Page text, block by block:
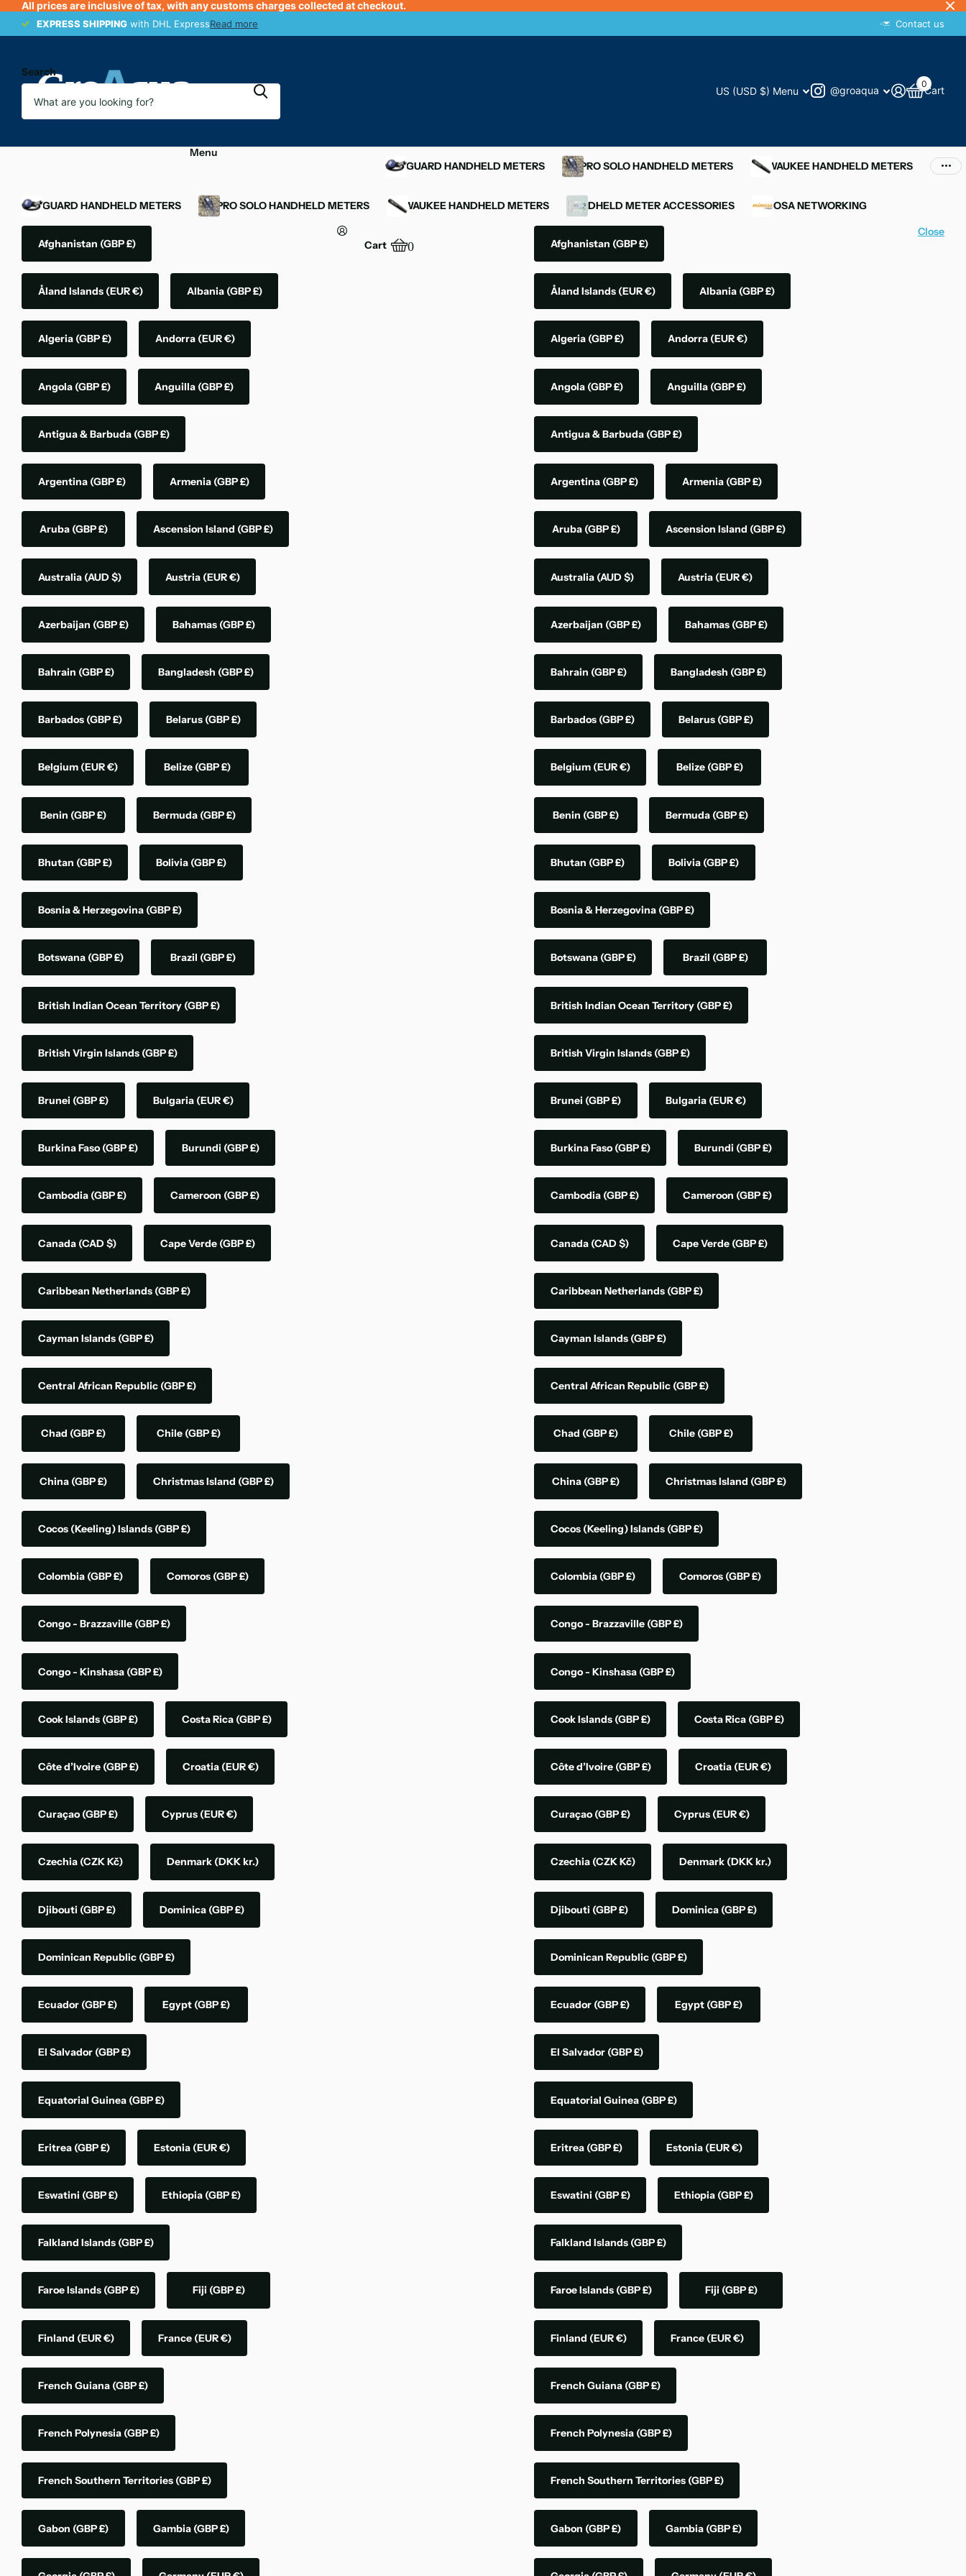
All prices are inclusive of tax, with any customs charges collected at checkout.
EXPRESS SHIPPING with DHL ExpressRead more
EXPRESS SHIPPING Contact us
Search
US (USD $) Menu @groaqua Cart
0
Menu
OXYGUARD HANDHELD METERS
YSI PRO SOLO HANDHELD METERS MILWAUKEE HANDHELD METERS
OXYGUARD HANDHELD METERS YSI PRO SOLO HANDHELD METERS MILWAUKEE HANDHELD METERS HANDHELD METER ACCESSORIES MIMOSA NETWORKING
Afghanistan (GBP £)
Åland Islands (EUR €) Albania (GBP £)
Algeria (GBP £) Andorra (EUR €)
Angola (GBP £) Anguilla (GBP £)
Antigua & Barbuda (GBP £)
Argentina (GBP £) Armenia (GBP £)
Aruba (GBP £) Ascension Island (GBP £)
Australia (AUD $) Austria (EUR €)
Azerbaijan (GBP £) Bahamas (GBP £)
Bahrain (GBP £) Bangladesh (GBP £)
Barbados (GBP £) Belarus (GBP £)
Belgium (EUR €) Belize (GBP £)
Benin (GBP £) Bermuda (GBP £)
Bhutan (GBP £) Bolivia (GBP £)
Bosnia & Herzegovina (GBP £)
Botswana (GBP £) Brazil (GBP £)
British Indian Ocean Territory (GBP £)
British Virgin Islands (GBP £)
Brunei (GBP £) Bulgaria (EUR €)
Burkina Faso(GBP £) Burundi (GBP £)
Cambodia (GBP £) Cameroon (GBP £)
Canada (CAD $) Cape Verde (GBP £)
Caribbean Netherlands (GBP £)
Cayman Islands (GBP £)
Central African Republic (GBP £)
Chad (GBP £) Chile (GBP £)
China (GBP £) Christmas Island (GBP £)
Cocos (Keeling) Islands (GBP £)
Colombia (GBP £) Comoros (GBP £)
Congo - Brazzaville (GBP £)
Congo - Kinshasa (GBP £)
Cook Islands (GBP £) Costa Rica (GBP £)
Côte d’Ivoire (GBP £) Croatia (EUR €)
Curaçao(GBP £) Cyprus (EUR €)
Czechia (CZK Kč) Denmark (DKK kr.)
Djibouti (GBP £) Dominica (GBP £)
Dominican Republic (GBP £)
Ecuador (GBP £) Egypt (GBP £)
El Salvador (GBP £)
Equatorial Guinea (GBP £)
Eritrea (GBP £) Estonia (EUR €)
Eswatini (GBP £) Ethiopia (GBP £)
Falkland Islands (GBP £)
Faroe Islands (GBP £) Fiji (GBP £)
Finland (EUR €) France (EUR €)
French Guiana (GBP £)
French Polynesia (GBP £)
French Southern Territories (GBP £)
Gabon (GBP £) Gambia (GBP £)
Cart 0 Afghanistan (GBP £)
Åland Islands (EUR €) Albania (GBP £)
Algeria (GBP £) Andorra (EUR €)
Angola (GBP £) Anguilla (GBP £)
Antigua & Barbuda (GBP £)
Argentina (GBP £) Armenia (GBP £)
Aruba (GBP £) Ascension Island (GBP £)
Australia (AUD $) Austria (EUR €)
Azerbaijan (GBP £) Bahamas (GBP £)
Bahrain (GBP £) Bangladesh (GBP £)
Barbados (GBP £) Belarus (GBP £)
Belgium (EUR €) Belize (GBP £)
Benin (GBP £) Bermuda (GBP £)
Bhutan (GBP £) Bolivia (GBP £)
Bosnia & Herzegovina (GBP £)
Botswana (GBP £) Brazil (GBP £)
British Indian Ocean Territory (GBP £)
British Virgin Islands (GBP £)
Brunei (GBP £) Bulgaria (EUR €)
Burkina Faso(GBP £) Burundi (GBP £)
Cambodia (GBP £) Cameroon (GBP £)
Canada (CAD $) Cape Verde (GBP £)
Caribbean Netherlands (GBP £)
Cayman Islands (GBP £)
Central African Republic (GBP £)
Chad (GBP £) Chile (GBP £)
China (GBP £) Christmas Island (GBP £)
Cocos (Keeling) Islands (GBP £)
Colombia (GBP £) Comoros (GBP £)
Congo - Brazzaville (GBP £)
Congo - Kinshasa (GBP £)
Cook Islands (GBP £) Costa Rica (GBP £)
Côte d’Ivoire (GBP £) Croatia (EUR €)
Curaçao(GBP £) Cyprus (EUR €)
Czechia (CZK Kč) Denmark (DKK kr.)
Djibouti (GBP £) Dominica (GBP £)
Dominican Republic (GBP £)
Ecuador (GBP £) Egypt (GBP £)
El Salvador (GBP £)
Equatorial Guinea (GBP £)
Eritrea (GBP £) Estonia (EUR €)
Eswatini (GBP £) Ethiopia (GBP £)
Falkland Islands (GBP £)
Faroe Islands (GBP £) Fiji (GBP £)
Finland (EUR €) France (EUR €)
French Guiana (GBP £)
French Polynesia (GBP £)
French Southern Territories (GBP £)
Gabon (GBP £) Gambia (GBP £)
Close